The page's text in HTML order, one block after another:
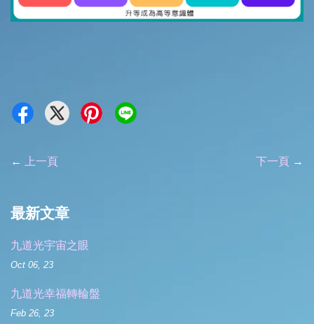
← 上一頁 下一頁 →
最新文章
九道光宇宙之眼
Oct 06, 23
九道光幸福轉輪盤
Feb 26, 23